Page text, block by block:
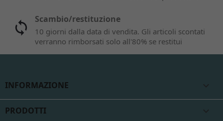
Scambio/restituzione
10 giorni dalla data di vendita. Gli articoli scontati
verranno rimborsati solo all'80% se restitui
INFORMAZIONE
PRODOTTI